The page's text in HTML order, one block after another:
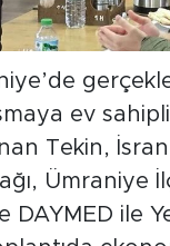
ev
Tekin,
Ümraniye
ile